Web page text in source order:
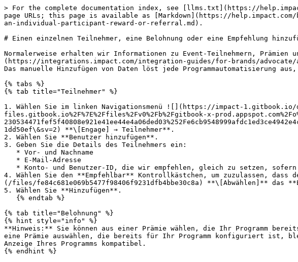
> For the complete documentation index, see [llms.txt](https://
page URLs; this page is available as [Markdown](https://
an-individual-participant-reward-or-referral.md).
# Einen einzelnen Teilnehmer, eine Belohnung oder eine Empfehlung
Normalerweise erhalten wir Informationen zu Event-Teilnehmern, Prämien
(https://integrations.impact.com/integration-guides/for-brands/advocate/
Das manuelle Hinzufügen von Daten löst jede Programmautomatisierung
{% tabs %}
{% tab title="Teilnehmer" %}
1. Wählen Sie im linken Navigationsmenü ![](https://impact-1.gitbook.io/
files.gitbook.io%2F%7E%2Ffiles%2Fv0%2Fb%2Fgitbook-x-
1dd50ef\&sv=2) **\[Engage] → Teilnehmer**.
2. Wählen Sie **Benutzer hinzufügen**.
3. Geben Sie die Details des Teilnehmers ein:
4. Wählen Sie den **Empfehlbar** Kontrollkästchen, um zuzulassen, dass
(/files/fe84c681e069b5477f98406f9231dfb4bbe30c8a) **\[Abwählen]**
5. Wählen Sie **Hinzufügen**.
{% tab title="Belohnung" %}
{% hint style="info" %}
**Hinweis:** Sie können aus einer Prämie wählen, die Ihr Programm
eine Prämie auswählen, die bereits für Ihr Programm konfiguriert ist,
Anzeige Ihres Programms kompatibel.
{% endhint %}